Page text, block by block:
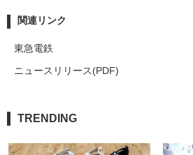
関連リンク
東急電鉄
ニュースリリース(PDF)
TRENDING